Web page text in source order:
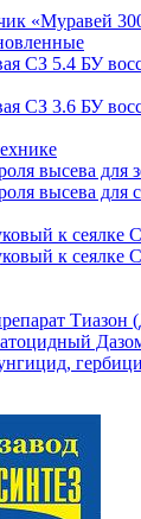
«Муравей
СЗ 5.4 БУ
СЗ 3.6 БУ
высева для
высева для
к сеялке
к сеялке
Тиазон